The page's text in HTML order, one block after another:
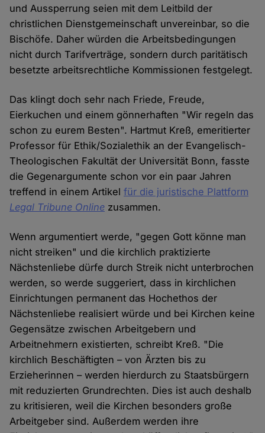
und Aussperrung seien mit dem Leitbild der
christlichen Dienstgemeinschaft unvereinbar, so die
Bischöfe. Daher würden die Arbeitsbedingungen
nicht durch Tarifverträge, sondern durch paritätisch
besetzte arbeitsrechtliche Kommissionen festgelegt.
Das klingt doch sehr nach Friede, Freude,
Eierkuchen und einem gönnerhaften "Wir regeln das
schon zu eurem Besten". Hartmut Kreß, emeritierter
Professor für Ethik/Sozialethik an der Evangelisch-
Theologischen Fakultät der Universität Bonn, fasste
die Gegenargumente schon vor ein paar Jahren
treffend in einem Artikelfür die juristische Plattform
Legal Tribune Online zusammen.
Wenn argumentiert werde, "gegen Gott könne man
nicht streiken" und die kirchlich praktizierte
Nächstenliebe dürfe durch Streik nicht unterbrochen
werden, so werde suggeriert, dass in kirchlichen
Einrichtungen permanent das Hochethos der
Nächstenliebe realisiert würde und bei Kirchen keine
Gegensätze zwischen Arbeitgebern und
Arbeitnehmern existierten, schreibt Kreß. "Die
kirchlich Beschäftigten – von Ärzten bis zu
Erzieherinnen – werden hierdurch zu Staatsbürgern
mit reduzierten Grundrechten. Dies ist auch deshalb
zu kritisieren, weil die Kirchen besonders große
Arbeitgeber sind. Außerdem werden ihre